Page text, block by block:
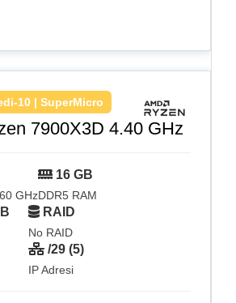
10 | SuperMicro
7900X3D 4.40 GHz
GHz
16 GB
DDR5 RAM
RAID
No RAID
/29 (5)
IP Adresi